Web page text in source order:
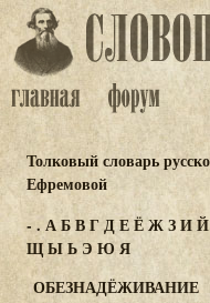
Толковый словарь
Ефремовой
- . АБВГДЕЁЖЗИЙ
ЩЫЬЭ ЮЯ
ОБЕЗНАДЁЖИВАНИЕ